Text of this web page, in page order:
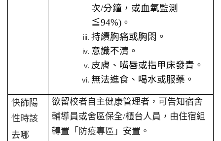
次/分鐘，或血氧監測
≦94%) 。
持續胸痛或胸悶。
意識不清。
皮膚、嘴唇或指甲床發青。
無法進食、喝水或服藥。
快篩陽
性時該
去哪
欲留校者自主健康管理者，可告知宿舍
輔導員或舍區保全/櫃台人員，由住宿組
轉置 「防疫專區」 安置。